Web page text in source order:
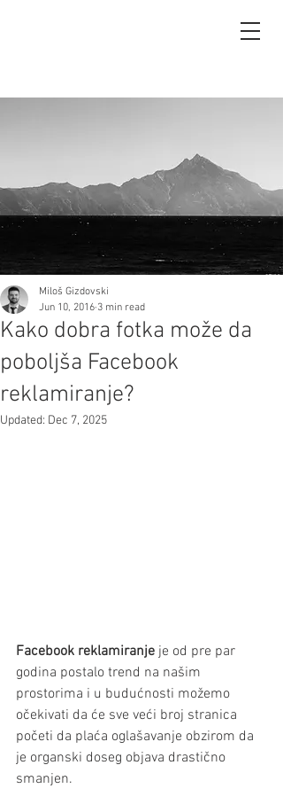
Kako dobra fotka može da
poboljša Facebook
reklamiranje?
Miloš Gizdovski
Jun 10, 2016 3 min read
Updated: Dec 7, 2025
Facebook reklamiranje je od pre par
godina postalo trend na našim
prostorima i u budućnosti možemo
očekivati da će sve veći broj stranica
početi da plaća oglašavanje obzirom da
je organski doseg objava drastično
smanjen.